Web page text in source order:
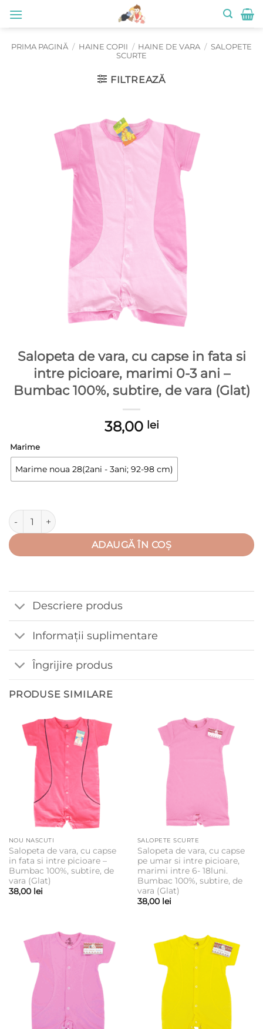
PRIMA PAGINĂ / HAINE COPII / HAINE DE VARA / SALOPETE
SCURTE
FILTREAZĂ
Salopeta de vara, cu capse in fata si
intre picioare, marimi 0-3 ani –
Bumbac 100%, subtire, de vara (Glat)
38,00 lei
Marime
Marime noua 28(2ani - 3ani; 92-98 cm)
Cantitate Salopeta de vara, cu capse in fata si intre picioare,
ADAUGĂ ÎN COȘ
Descriere produs
Informații suplimentare
Îngrijire produs
PRODUSE SIMILARE
NOU NASCUTI
Salopeta de vara, cu capse
in fata si intre picioare –
Bumbac 100%, subtire, de
vara (Glat)
38,00 lei
SALOPETE SCURTE
Salopeta de vara, cu capse
pe umar si intre picioare,
marimi intre 6- 18luni.
Bumbac 100%, subtire, de
vara (Glat)
38,00 lei